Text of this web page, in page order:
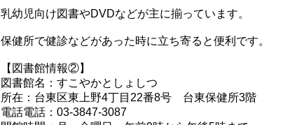
乳幼児向け図書やDVDなどが主に揃っています。
保健所で健診などがあった時に立ち寄ると便利です。
【図書館情報②】
図書館名：すこやかとしょしつ
所在：台東区東上野4丁目22番8号 台東保健所3階
電話電話：03-3847-3087